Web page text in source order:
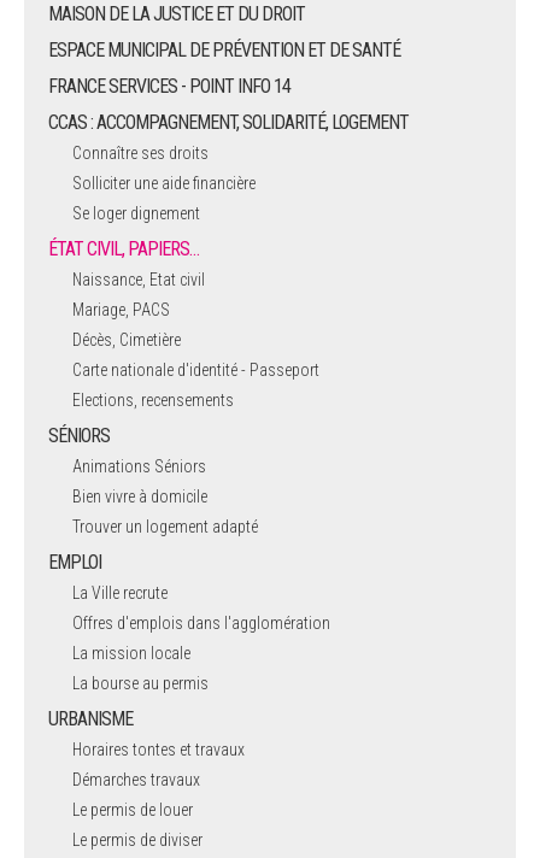
MAISON DE LA JUSTICE ET DU DROIT
ESPACE MUNICIPAL DE PRÉVENTION ET DE SANTÉ
FRANCE SERVICES - POINT INFO 14
CCAS : ACCOMPAGNEMENT, SOLIDARITÉ, LOGEMENT
Connaître ses droits
Solliciter une aide financière
Se loger dignement
ÉTAT CIVIL, PAPIERS…
Naissance, Etat civil
Mariage, PACS
Décès, Cimetière
Carte nationale d'identité - Passeport
Elections, recensements
SÉNIORS
Animations Séniors
Bien vivre à domicile
Trouver un logement adapté
EMPLOI
La Ville recrute
Offres d'emplois dans l'agglomération
La mission locale
La bourse au permis
URBANISME
Horaires tontes et travaux
Démarches travaux
Le permis de louer
Le permis de diviser